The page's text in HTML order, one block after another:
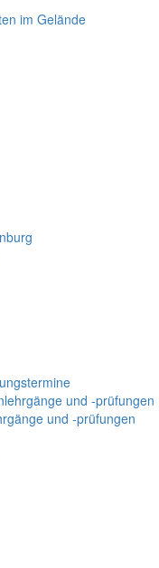
im Gelände
und -prüfungen
und -prüfungen